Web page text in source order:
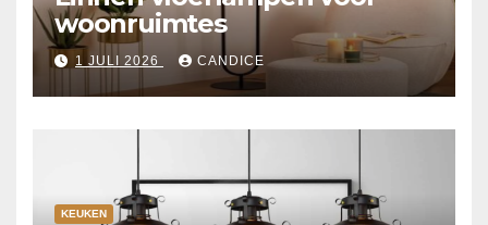
woonruimtes
1 JULI 2026 CANDICE
KEUKEN